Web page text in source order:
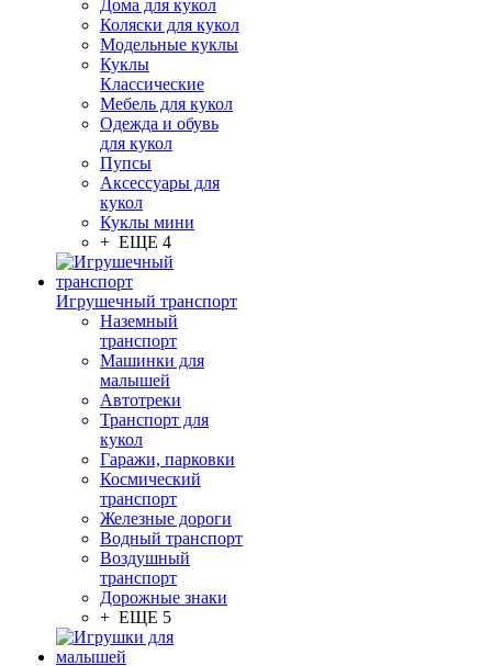
Дома для кукол
Коляски для кукол
Модельные куклы
Куклы
Классические
Мебель для кукол
Одежда и обувь
для кукол
Пупсы
Аксессуары для
кукол
Куклы мини
+ ЕЩЕ 4
Игрушечный транспорт
Наземный
транспорт
Машинки для
малышей
Автотреки
Транспорт для
кукол
Гаражи, парковки
Космический
транспорт
Железные дороги
Водный транспорт
Воздушный
транспорт
Дорожные знаки
+ ЕЩЕ 5